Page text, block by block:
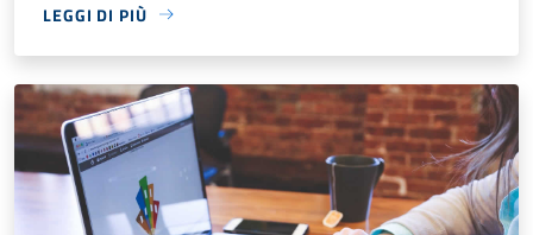
LEGGI DI PIÙ